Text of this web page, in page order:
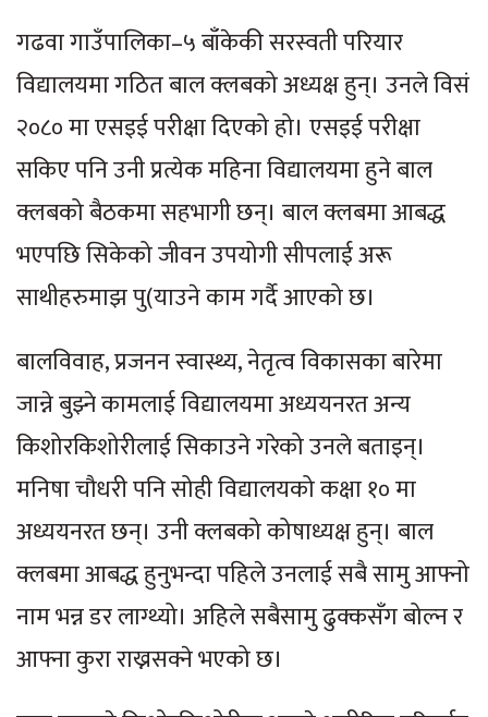
गढवा गाउँपालिका–५ बाँकेकी सरस्वती परियार
विद्यालयमा गठित बाल क्लबको अध्यक्ष हुन्। उनले विसं
२०८० मा एसइई परीक्षा दिएको हो। एसइई परीक्षा
सकिए पनि उनी प्रत्येक महिना विद्यालयमा हुने बाल
क्लबको बैठकमा सहभागी छन्। बाल क्लबमा आबद्ध
भएपछि सिकेको जीवन उपयोगी सीपलाई अरू
साथीहरुमाझ पु(याउने काम गर्दै आएको छ।
बालविवाह, प्रजनन स्वास्थ्य, नेतृत्व विकासका बारेमा
जान्ने बुझ्ने कामलाई विद्यालयमा अध्ययनरत अन्य
किशोरकिशोरीलाई सिकाउने गरेको उनले बताइन्।
मनिषा चौधरी पनि सोही विद्यालयको कक्षा १० मा
अध्ययनरत छन्। उनी क्लबको कोषाध्यक्ष हुन्। बाल
क्लबमा आबद्ध हुनुभन्दा पहिले उनलाई सबै सामु आफ्नो
नाम भन्न डर लाग्थ्यो। अहिले सबैसामु ढुक्कसँग बोल्न र
आफ्ना कुरा राख्नसक्ने भएको छ।